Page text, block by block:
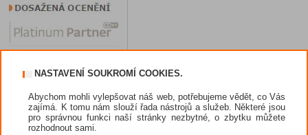
NASTAVENÍ SOUKROMÍ COOKIES.
Abychom mohli vylepšovat náš web, potřebujeme vědět, co Vás
zajímá. K tomu nám slouží řada nástrojů a služeb. Některé jsou
pro správnou funkci naší stránky nezbytné, o zbytku můžete
rozhodnout sami.